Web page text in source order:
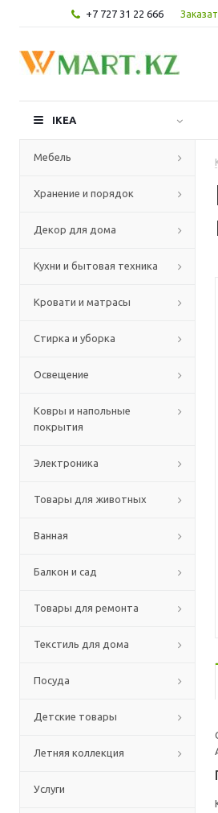
+7 727 31 22 666
IKEA
Мебель
Хранение и порядок
Декор для дома
Кухни и бытовая техника
Кровати и матрасы
Стирка и уборка
Освещение
Ковры и напольные
покрытия
Электроника
Товары для животных
Ванная
Балкон и сад
Товары для ремонта
Текстиль для дома
Посуда
Детские товары
Летняя коллекция
Услуги